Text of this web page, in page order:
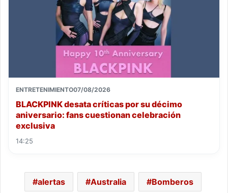
ENTRETENIMIENTO07/08/2026
BLACKPINK desata críticas por su décimo
aniversario: fans cuestionan celebración
exclusiva
14:25
alertas Australia Bomberos